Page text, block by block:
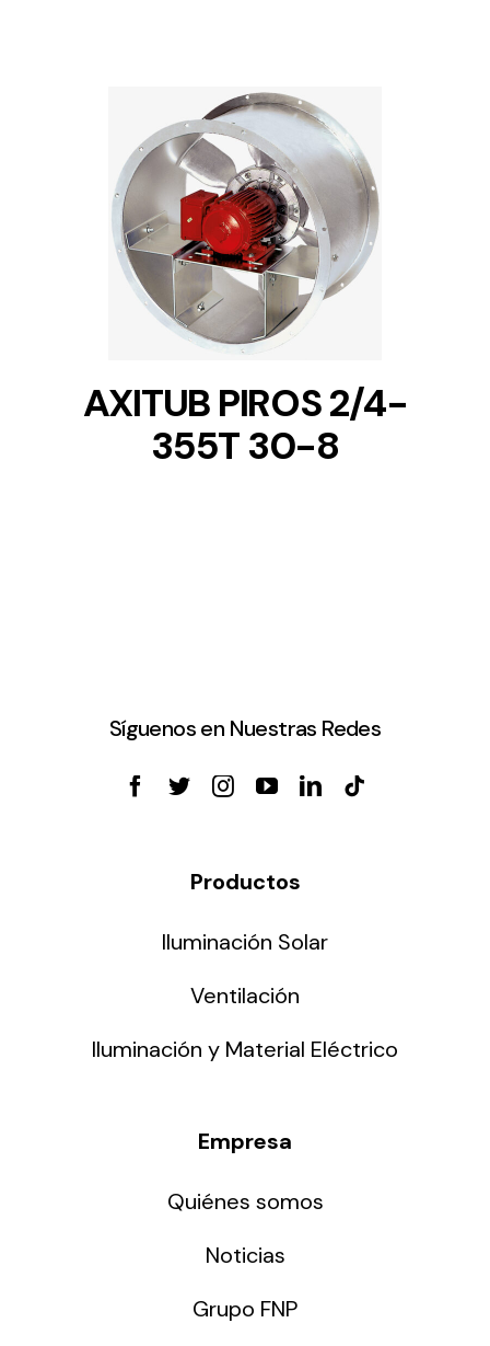
DETAILS
AXITUB PIROS 2/4-
355T 30-8
Síguenos en Nuestras Redes
Productos
Iluminación Solar
Ventilación
Iluminación y Material Eléctrico
Empresa
Quiénes somos
Noticias
Grupo FNP